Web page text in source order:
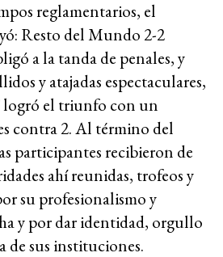
reglamentarios, el
Resto del Mundo 2-2
a la tanda de penales, y
y atajadas espectaculares,
el triunfo con un
contra 2. Al término del
participantes recibieron de
ahí reunidas, trofeos y
su profesionalismo y
y por dar identidad, orgullo
de sus instituciones.